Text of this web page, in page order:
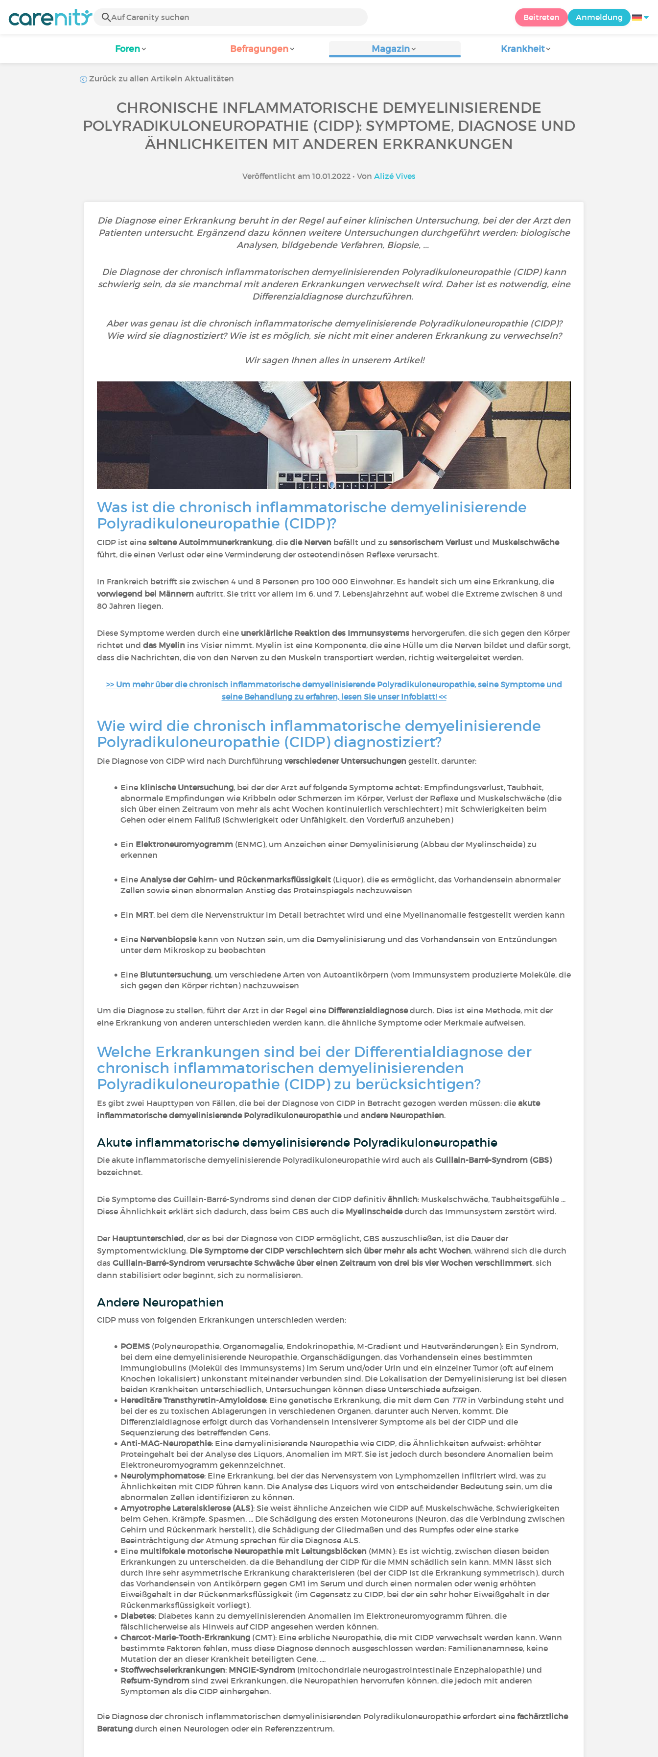
Beitreten Anmeldung
Foren Befragungen Magazin Krankheit
Zurück zu allen Artikeln Aktualitäten
CHRONISCHE INFLAMMATORISCHE DEMYELINISIERENDE
POLYRADIKULONEUROPATHIE (CIDP): SYMPTOME, DIAGNOSE UND
ÄHNLICHKEITEN MIT ANDEREN ERKRANKUNGEN
Veröffentlicht am 10.01.2022 • Von Alizé Vives
Die Diagnose einer Erkrankung beruht in der Regel auf einer klinischen Untersuchung, bei der der Arzt den
Patienten untersucht. Ergänzend dazu können weitere Untersuchungen durchgeführt werden: biologische
Analysen, bildgebende Verfahren, Biopsie, ...
Die Diagnose der chronisch inflammatorischen demyelinisierenden Polyradikuloneuropathie (CIDP) kann
schwierig sein, da sie manchmal mit anderen Erkrankungen verwechselt wird. Daher ist es notwendig, eine
Differenzialdiagnose durchzuführen.
Aber was genau ist die chronisch inflammatorische demyelinisierende Polyradikuloneuropathie (CIDP)?
Wie wird sie diagnostiziert? Wie ist es möglich, sie nicht mit einer anderen Erkrankung zu verwechseln?
Wir sagen Ihnen alles in unserem Artikel!
Was ist die chronisch inflammatorische demyelinisierende
Polyradikuloneuropathie (CIDP)?
CIDP ist eine seltene Autoimmunerkrankung, die die Nerven befällt und zu sensorischem Verlust und Muskelschwäche
führt, die einen Verlust oder eine Verminderung der osteotendinösen Reflexe verursacht.
In Frankreich betrifft sie zwischen 4 und 8 Personen pro 100 000 Einwohner. Es handelt sich um eine Erkrankung, die
vorwiegend bei Männern auftritt. Sie tritt vor allem im 6. und 7. Lebensjahrzehnt auf, wobei die Extreme zwischen 8 und
80 Jahren liegen.
Diese Symptome werden durch eine unerklärliche Reaktion des Immunsystems hervorgerufen, die sich gegen den Körper
richtet und das Myelin ins Visier nimmt. Myelin ist eine Komponente, die eine Hülle um die Nerven bildet und dafür sorgt,
dass die Nachrichten, die von den Nerven zu den Muskeln transportiert werden, richtig weitergeleitet werden.
>> Um mehr über die chronisch inflammatorische demyelinisierende Polyradikuloneuropathie, seine Symptome und
seine Behandlung zu erfahren, lesen Sie unser Infoblatt! <<
Wie wird die chronisch inflammatorische demyelinisierende
Polyradikuloneuropathie (CIDP) diagnostiziert?
Die Diagnose von CIDP wird nach Durchführung verschiedener Untersuchungen gestellt, darunter:
Eine klinische Untersuchung, bei der der Arzt auf folgende Symptome achtet: Empfindungsverlust, Taubheit,
abnormale Empfindungen wie Kribbeln oder Schmerzen im Körper, Verlust der Reflexe und Muskelschwäche (die
sich über einen Zeitraum von mehr als acht Wochen kontinuierlich verschlechtert) mit Schwierigkeiten beim
Gehen oder einem Fallfuß (Schwierigkeit oder Unfähigkeit, den Vorderfuß anzuheben)
Ein Elektroneuromyogramm(ENMG), um Anzeichen einer Demyelinisierung (Abbau der Myelinscheide) zu
erkennen
Eine Analyse der Gehirn- und Rückenmarksflüssigkeit(Liquor), die es ermöglicht, das Vorhandensein abnormaler
Zellen sowie einen abnormalen Anstieg des Proteinspiegels nachzuweisen
Ein MRT, bei dem die Nervenstruktur im Detail betrachtet wird und eine Myelinanomalie festgestellt werden kann
Eine Nervenbiopsie kann von Nutzen sein, um die Demyelinisierung und das Vorhandensein von Entzündungen
unter dem Mikroskop zu beobachten
Eine Blutuntersuchung, um verschiedene Arten von Autoantikörpern (vom Immunsystem produzierte Moleküle, die
sich gegen den Körper richten) nachzuweisen
Um die Diagnose zu stellen, führt der Arzt in der Regel eine Differenzialdiagnosedurch. Dies ist eine Methode, mit der
eine Erkrankung von anderen unterschieden werden kann, die ähnliche Symptome oder Merkmale aufweisen.
Welche Erkrankungen sind bei der Differentialdiagnose der
chronisch inflammatorischen demyelinisierenden
Polyradikuloneuropathie (CIDP) zu berücksichtigen?
Es gibt zwei Haupttypen von Fällen, die bei der Diagnose von CIDP in Betracht gezogen werden müssen: die akute
inflammatorische demyelinisierende Polyradikuloneuropathieund andere Neuropathien.
Akute inflammatorische demyelinisierende Polyradikuloneuropathie
Die akute inflammatorische demyelinisierende Polyradikuloneuropathie wird auch als Guillain-Barré-Syndrom (GBS)
bezeichnet.
Die Symptome des Guillain-Barré-Syndroms sind denen der CIDP definitivähnlich: Muskelschwäche, Taubheitsgefühle ...
Diese Ähnlichkeit erklärt sich dadurch, dass beim GBS auch die Myelinscheidedurch das Immunsystem zerstört wird.
Der Hauptunterschied, der es bei der Diagnose von CIDP ermöglicht, GBS auszuschließen, ist die Dauer der
Symptomentwicklung. Die Symptome der CIDP verschlechtern sich über mehr als acht Wochen, während sich die durch
das Guillain-Barré-Syndrom verursachte Schwäche über einen Zeitraum von drei bis vier Wochen verschlimmert, sich
dann stabilisiert oder beginnt, sich zu normalisieren.
Andere Neuropathien
CIDP muss von folgenden Erkrankungen unterschieden werden:
POEMS(Polyneuropathie, Organomegalie, Endokrinopathie, M-Gradient und Hautveränderungen): Ein Syndrom,
bei dem eine demyelinisierende Neuropathie, Organschädigungen, das Vorhandensein eines bestimmten
Immunglobulins (Molekül des Immunsystems) im Serum und/oder Urin und ein einzelner Tumor (oft auf einem
Knochen lokalisiert) unkonstant miteinander verbunden sind. Die Lokalisation der Demyelinisierung ist bei diesen
beiden Krankheiten unterschiedlich, Untersuchungen können diese Unterschiede aufzeigen.
Hereditäre Transthyretin-Amyloidose: Eine genetische Erkrankung, die mit dem Gen TTRin Verbindung steht und
bei der es zu toxischen Ablagerungen in verschiedenen Organen, darunter auch Nerven, kommt. Die
Differenzialdiagnose erfolgt durch das Vorhandensein intensiverer Symptome als bei der CIDP und die
Sequenzierung des betreffenden Gens.
Anti-MAG-Neuropathie: Eine demyelinisierende Neuropathie wie CIDP, die Ähnlichkeiten aufweist: erhöhter
Proteingehalt bei der Analyse des Liquors, Anomalien im MRT. Sie ist jedoch durch besondere Anomalien beim
Elektroneuromyogramm gekennzeichnet.
Neurolymphomatose: Eine Erkrankung, bei der das Nervensystem von Lymphomzellen infiltriert wird, was zu
Ähnlichkeiten mit CIDP führen kann. Die Analyse des Liquors wird von entscheidender Bedeutung sein, um die
abnormalen Zellen identifizieren zu können.
Amyotrophe Lateralsklerose (ALS): Sie weist ähnliche Anzeichen wie CIDP auf: Muskelschwäche, Schwierigkeiten
beim Gehen, Krämpfe, Spasmen, ... Die Schädigung des ersten Motoneurons (Neuron, das die Verbindung zwischen
Gehirn und Rückenmark herstellt), die Schädigung der Gliedmaßen und des Rumpfes oder eine starke
Beeinträchtigung der Atmung sprechen für die Diagnose ALS.
Einemultifokale motorische Neuropathie mit Leitungsblöcken(MMN): Es ist wichtig, zwischen diesen beiden
Erkrankungen zu unterscheiden, da die Behandlung der CIDP für die MMN schädlich sein kann. MMN lässt sich
durch ihre sehr asymmetrische Erkrankung charakterisieren (bei der CIDP ist die Erkrankung symmetrisch), durch
das Vorhandensein von Antikörpern gegen GM1 im Serum und durch einen normalen oder wenig erhöhten
Eiweißgehalt in der Rückenmarksflüssigkeit (im Gegensatz zu CIDP, bei der ein sehr hoher Eiweißgehalt in der
Rückenmarksflüssigkeit vorliegt).
Diabetes: Diabetes kann zu demyelinisierenden Anomalien im Elektroneuromyogramm führen, die
fälschlicherweise als Hinweis auf CIDP angesehen werden können.
Charcot-Marie-Tooth-Erkrankung(CMT): Eine erbliche Neuropathie, die mit CIDP verwechselt werden kann. Wenn
bestimmte Faktoren fehlen, muss diese Diagnose dennoch ausgeschlossen werden: Familienanamnese, keine
Mutation der an dieser Krankheit beteiligten Gene, ....
Stoffwechselerkrankungen: MNGIE-Syndrom(mitochondriale neurogastrointestinale Enzephalopathie) und
Refsum-Syndrom sind zwei Erkrankungen, die Neuropathien hervorrufen können, die jedoch mit anderen
Symptomen als die CIDP einhergehen.
Die Diagnose der chronisch inflammatorischen demyelinisierenden Polyradikuloneuropathie erfordert eine fachärztliche
Beratung durch einen Neurologen oder ein Referenzzentrum.